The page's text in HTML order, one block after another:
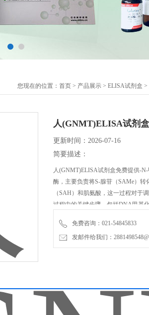
您现在的位置： 首页 > 产品展示 > ELISA试剂盒 >
人(GNMT)ELISA试剂
更新时间：2026-07-16
简要描述：
人(GNMT)ELISA试剂盒免费提供​-
酶，主要负责将S-腺苷（SAMe）
（SAH）和肌氨酸，这一过程对于
过程中的关键步骤，包括DNA甲基
免费咨询：021-54845833
发邮件给我们：